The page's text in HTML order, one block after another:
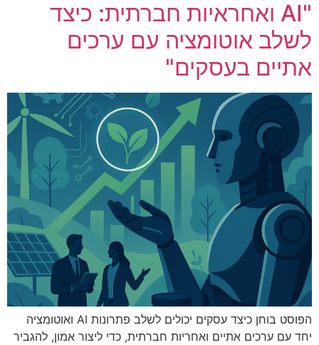
"AI ואחראיות חברתית: כיצד
לשלב אוטומציה עם ערכים
אתיים בעסקים"
הפוסט בוחן כיצד עסקים יכולים לשלב פתרונות AI ואוטומציה
יחד עם ערכים אתיים ואחריות חברתית, כדי ליצור אמון, להגביר